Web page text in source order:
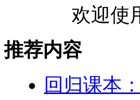
欢迎使
推荐内容
回归课本